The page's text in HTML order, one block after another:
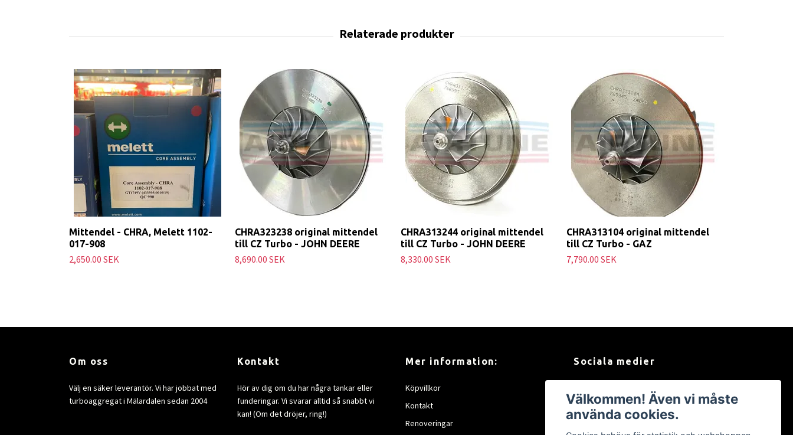
Mittendel - CHRA, Melett 1102-
017-908
2,650.00 SEK
CHRA323238 original mittendel
till CZ Turbo - JOHN DEERE
8,690.00 SEK
CHRA313244 original mittendel
till CZ Turbo - JOHN DEERE
8,330.00 SEK
CHRA313104 original mittendel
till CZ Turbo - GAZ
7,790.00 SEK
Om oss
Välj en säker leverantör. Vi har jobbat med
turboaggregat i Mälardalen sedan 2004
Kontakt
Hör av dig om du har några tankar eller
funderingar. Vi svarar alltid så snabbt vi
kan! (Om det dröjer, ring!)
Mer information:
Köpvillkor
Kontakt
Renoveringar
Sociala medier
Välkommen! Även vi måste
använda cookies.